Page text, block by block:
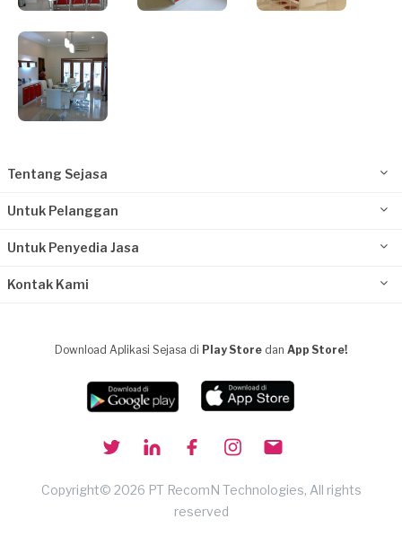
Tentang Sejasa
Untuk Pelanggan
Untuk Penyedia Jasa
Kontak Kami
Download Aplikasi Sejasa di Play Store dan App Store!
Copyright© 2026 PT RecomN Technologies, All rights
reserved